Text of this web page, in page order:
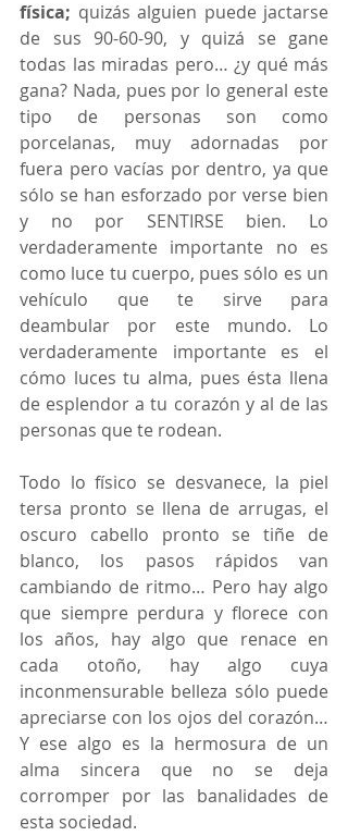
física; quizás alguien puede jactarse
de sus 90-60-90, y quizá se gane
todas las miradas pero… ¿y qué más
gana? Nada, pues por lo general este
tipo de personas son como
porcelanas, muy adornadas por
fuera pero vacías por dentro, ya que
sólo se han esforzado por verse bien
y no por SENTIRSE bien. Lo
verdaderamente importante no es
como luce tu cuerpo, pues sólo es un
vehículo que te sirve para
deambular por este mundo. Lo
verdaderamente importante es el
cómo luces tu alma, pues ésta llena
de esplendor a tu corazón y al de las
personas que te rodean.
Todo lo físico se desvanece, la piel
tersa pronto se llena de arrugas, el
oscuro cabello pronto se tiñe de
blanco, los pasos rápidos van
cambiando de ritmo… Pero hay algo
que siempre perdura y florece con
los años, hay algo que renace en
cada otoño, hay algo cuya
inconmensurable belleza sólo puede
apreciarse con los ojos del corazón…
Y ese algo es la hermosura de un
alma sincera que no se deja
corromper por las banalidades de
esta sociedad.